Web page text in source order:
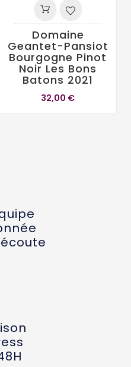
Domaine
Geantet-Pansiot
Bourgogne Pinot
Noir Les Bons
Batons 2021
32,00 €